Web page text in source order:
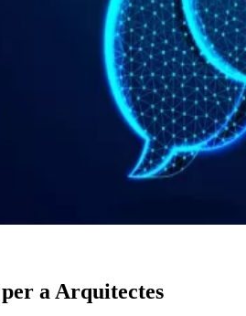
a Arquitectes